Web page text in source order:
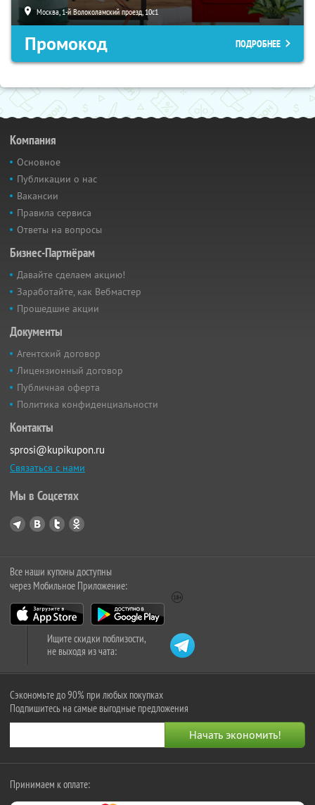
Москва, 1-й Волоколамский проезд, 10с1
Промокод ПОДРОБНЕЕ
Компания
Основное
Публикации о нас
Вакансии
Правила сервиса
Ответы на вопросы
Бизнес-Партнёрам
Давайте сделаем акцию!
Заработайте, как Вебмастер
Прошедшие акции
Документы
Агентский договор
Лицензионный договор
Публичная оферта
Политика конфиденциальности
Контакты
sprosi@kupikupon.ru
Связаться с нами
Мы в Соцсетях
Все наши купоны доступны
через Мобильное Приложение:
Ищите скидки поблизости,
не выходя из чата:
Сэкономьте до 90% при любых покупках
Подпишитесь на самые выгодные предложения
Принимаем к оплате: